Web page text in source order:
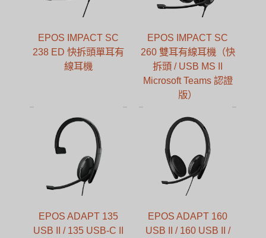
EPOS IMPACT SC
238 ED 快拆頭單耳有
線耳機
EPOS IMPACT SC
260 雙耳有線耳機（快
拆頭 / USB MS II
Microsoft Teams 認證
版）
EPOS ADAPT 135
USB II / 135 USB-C II
EPOS ADAPT 160
USB II / 160 USB II /